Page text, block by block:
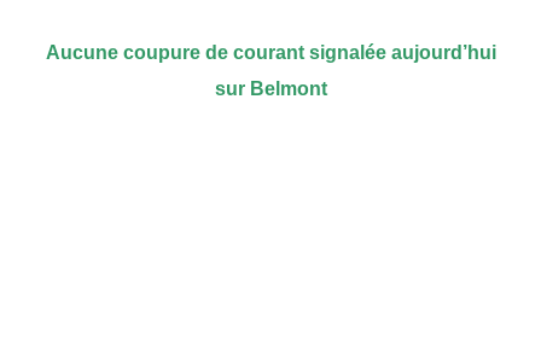
Aucune coupure de courant signalée aujourd’hui
sur Belmont